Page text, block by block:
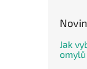
Jak
omylů